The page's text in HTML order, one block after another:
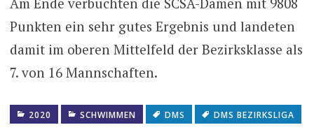
Punkten ein sehr gutes Ergebnis und landeten
damit im oberen Mittelfeld der Bezirksklasse als
7. von 16 Mannschaften.
2020 SCHWIMMEN DMS DMS BEZIRKSLIGA